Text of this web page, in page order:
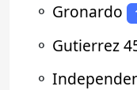
⚬ Gronardo
⚬ Gutierrez
⚬